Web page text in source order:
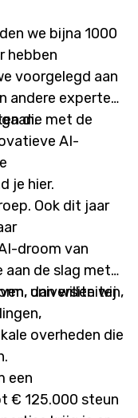
we bijna 1000
hebben
voorgelegd aan
andere experten.
die met de
AI-
je hier.
Ook dit jaar
droom van
aan de slag met
dan willen wij
universiteiten,
overheden die
een
€ 125.000 steun